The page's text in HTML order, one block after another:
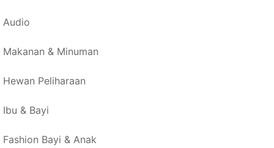
Audio
Makanan & Minuman
Hewan Peliharaan
Ibu & Bayi
Fashion Bayi & Anak